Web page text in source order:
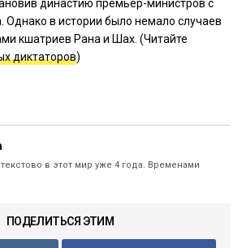
династию премьер-министров с
в истории было немало случаев
кшатриев Рана и Шах. (Читайте
диктаторов)
в этот мир уже 4 года. Временами
ПОДЕЛИТЬСЯ ЭТИМ